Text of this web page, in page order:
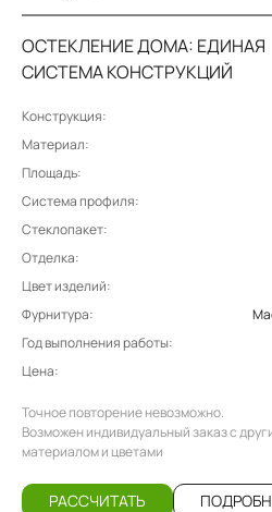
ОСТЕКЛЕНИЕ ДОМА: ЕДИНАЯ
СИСТЕМА КОНСТРУКЦИЙ
Конструкция:
Материал:
Площадь:
Система профиля:
Стеклопакет:
Отделка:
Цвет изделий:
Фурнитура:
Год выполнения работы:
Цена:
Точное повторение невозможно.
Возможен индивидуальный заказ с
материалом и цветами
РАССЧИТАТЬ